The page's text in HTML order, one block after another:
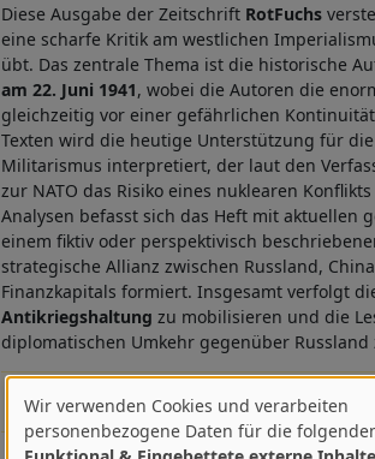
Diese Ausgabe der Zeitschrift RotFuchs
eine scharfe Kritik am westlichen
übt. Das zentrale Thema ist die historische
am 22. Juni 1941, wobei die Autoren die
gleichzeitig vor einer gefährlichen
Texten wird die heutige Unterstützung für
Militarismus interpretiert, der laut den
zur NATO das Risiko eines nuklearen
Analysen befasst sich das Heft mit aktuellen
einem fiktiv oder perspektivisch
strategische Allianz zwischen Russland,
Finanzkapitals formiert. Insgesamt verfolgt
Antikriegshaltung zu mobilisieren und die
diplomatischen Umkehr gegenüber
06.2026
Kostenlos
Verwendung
Wir verwenden Cookies und verarbeiten
personenbezogene Daten für die